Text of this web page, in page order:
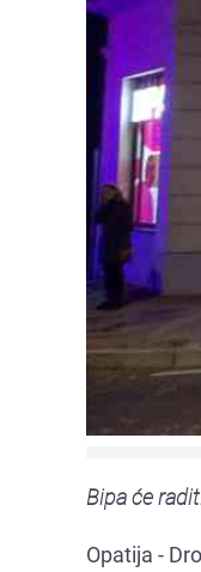
Bipa će
Opatija -